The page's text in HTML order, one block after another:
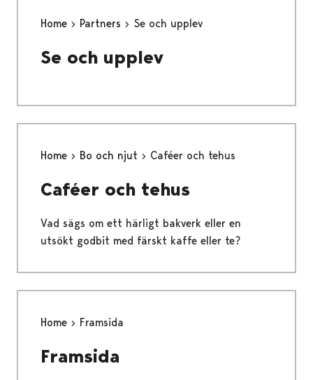
Home Partners Se och upplev
Se och upplev
Home Bo och njut Caféer och tehus
Caféer och tehus
Vad sägs om ett härligt bakverk eller en
utsökt godbit med färskt kaffe eller te?
Home Framsida
Framsida